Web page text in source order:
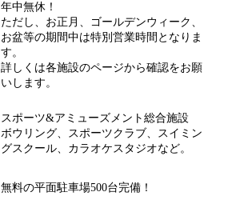
年中無休！
ただし、お正月、ゴールデンウィーク、
お盆等の期間中は特別営業時間となりま
す。
詳しくは各施設のページから確認をお願
いします。
スポーツ&アミューズメント総合施設
ボウリング、 スポーツクラブ、 スイミン
グスクール、 カラオケスタジオなど。
無料の平面駐車場500台完備！